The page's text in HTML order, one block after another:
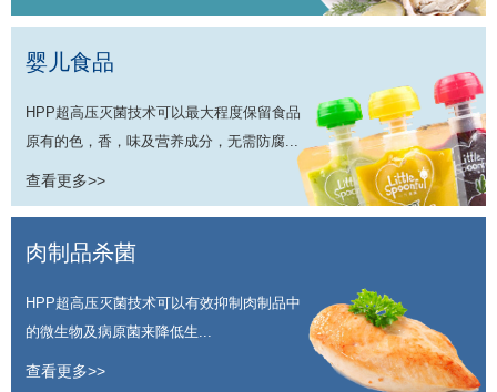
婴儿食品
HPP超高压灭菌技术可以最大程度保留食品
原有的色，香，味及营养成分，无需防腐...
查看更多>>
肉制品杀菌
HPP超高压灭菌技术可以有效抑制肉制品中
的微生物及病原菌来降低生...
查看更多>>